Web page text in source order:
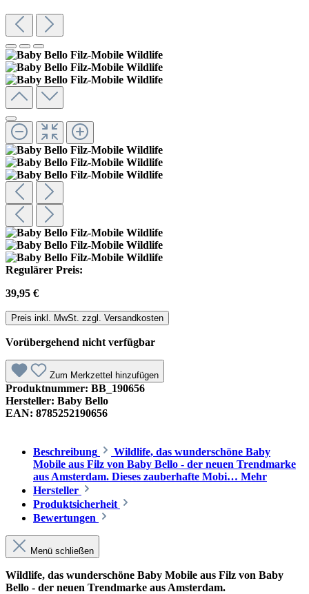
Regulärer Preis:
39,95 €
Preis inkl. MwSt. zzgl. Versandkosten
Vorübergehend nicht verfügbar
Zum Merkzettel hinzufügen
Produktnummer: BB_190656
Hersteller: Baby Bello
EAN: 8785252190656
Beschreibung
Wildlife, das wunderschöne Baby
Mobile aus Filz von Baby Bello - der neuen Trendmarke
aus Amsterdam. Dieses zauberhafte Mobi… Mehr
Hersteller
Produktsicherheit
Bewertungen
Menü schließen
Wildlife, das wunderschöne Baby Mobile aus Filz von Baby
Bello - der neuen Trendmarke aus Amsterdam.